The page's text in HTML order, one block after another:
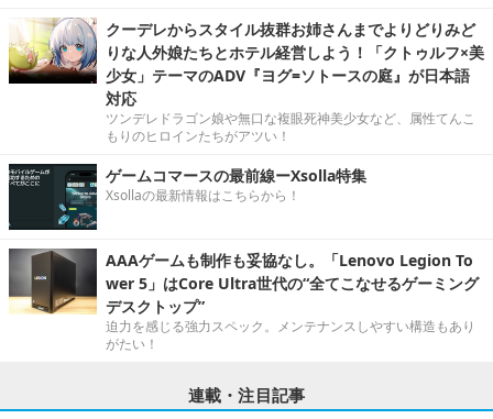
クーデレからスタイル抜群お姉さんまでよりどりみど
りな人外娘たちとホテル経営しよう！「クトゥルフ×美
少女」テーマのADV『ヨグ=ソトースの庭』が日本語
対応
ツンデレドラゴン娘や無口な複眼死神美少女など、属性てんこ
もりのヒロインたちがアツい！
ゲームコマースの最前線ーXsolla特集
Xsollaの最新情報はこちらから！
AAAゲームも制作も妥協なし。「Lenovo Legion To
wer 5」はCore Ultra世代の“全てこなせるゲーミング
デスクトップ”
迫力を感じる強力スペック。メンテナンスしやすい構造もあり
がたい！
連載・注目記事